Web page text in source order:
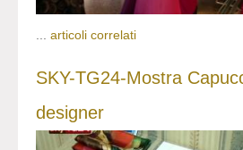
articoli correlati
SKY-TG24-Mostra
designer